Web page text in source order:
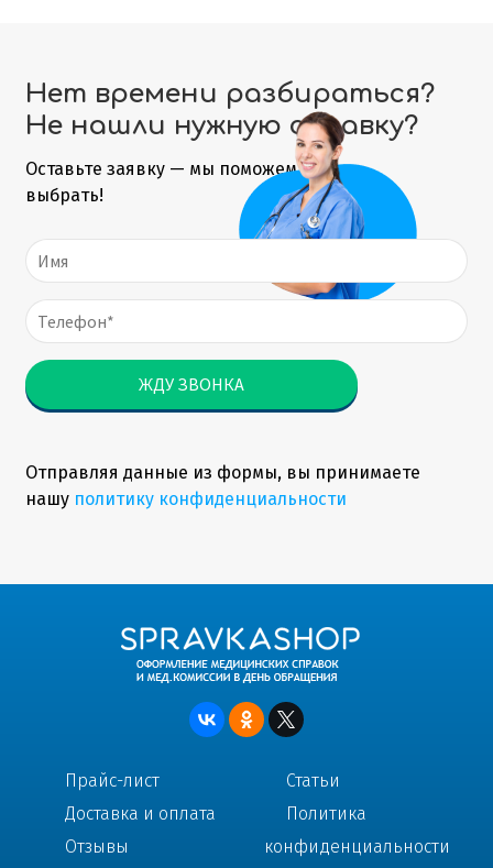
Нет времени разбираться?
Не нашли нужную справку?
Оставьте заявку — мы поможем
выбрать!
Отправляя данные из формы, вы принимаете
нашу политику конфиденциальности
Прайс-лист
Доставка и оплата
Отзывы
Статьи
Политика
конфиденциальности